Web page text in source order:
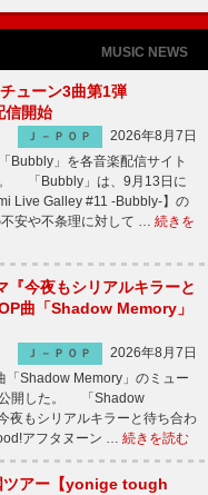
MUSIC NEWS
ューン3曲第1弾
信開始
Ｊ－ＰＯＰ
2026年8月7日
Bubbly」を各音楽配信サイト
「Bubbly」は、9月13日に
Live Galley #11 -Bubbly-】の
安や不条理に対して … 続きを
『今夜もシリアルキラーと
曲「Shadow Memory」
Ｊ－ＰＯＰ
2026年8月7日
Shadow Memory」のミュー
公開した。 「Shadow
夜もシリアルキラーと待ち合わ
アフタヌーン … 続きを読む
アー【yonige tough